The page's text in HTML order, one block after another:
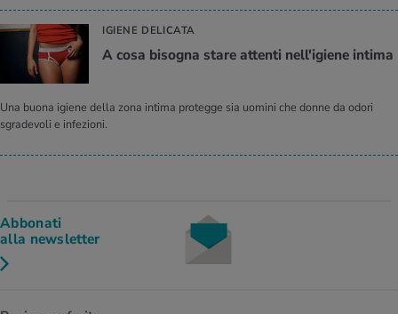
IGIENE DELICATA
A cosa bisogna stare attenti nell'igiene intima
Una buona igiene della zona intima protegge sia uomini che donne da odori
sgradevoli e infezioni.
Abbonati
alla newsletter